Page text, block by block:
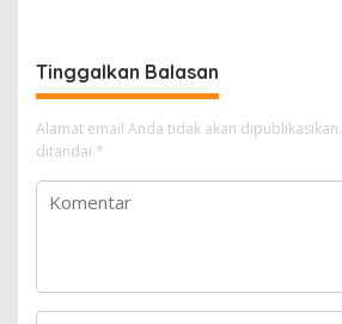
Tinggalkan Balasan
Alamat email Anda tidak akan dipublikasikan.
ditandai *